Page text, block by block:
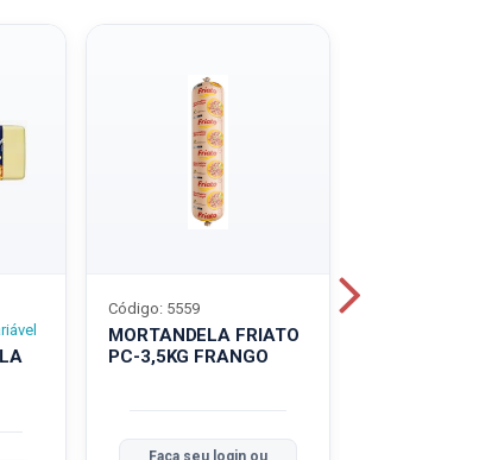
MORTANDELA FRIATO
PC-3,5KG FRANGO
Código: 5559
Faça seu login ou